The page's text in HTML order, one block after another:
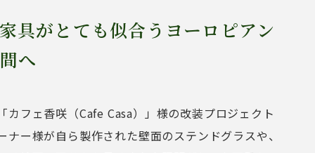
具がとても似合うヨーロピアン
へ
カフェ香咲（Cafe Casa）」様の改装プロジェクト
ナー様が自ら製作された壁面のステンドグラスや、